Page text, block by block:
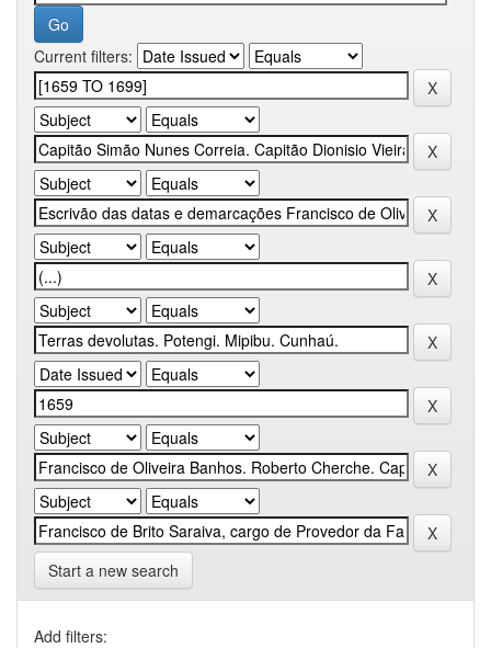
Current filters:
Start a new search
Add filters: